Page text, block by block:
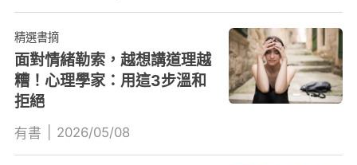
精選書摘
面對情緒勒索，越想講道理越
糟！心理學家：用這3步溫和
拒絕
有書 2026/05/08